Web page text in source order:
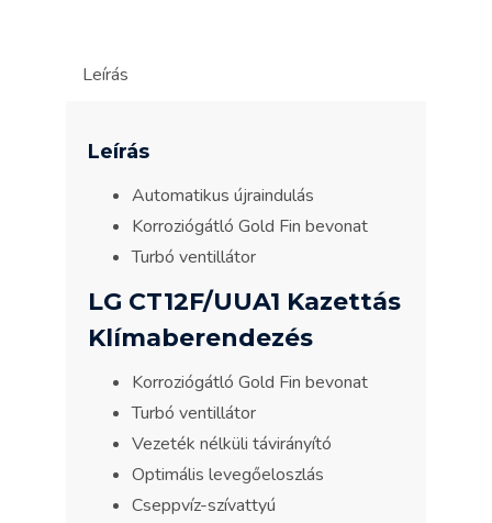
Leírás
Leírás
Automatikus újraindulás
Korroziógátló Gold Fin bevonat
Turbó ventillátor
LG CT12F/UUA1 Kazettás
Klímaberendezés
Korroziógátló Gold Fin bevonat
Turbó ventillátor
Vezeték nélküli távirányító
Optimális levegőeloszlás
Cseppvíz-szívattyú